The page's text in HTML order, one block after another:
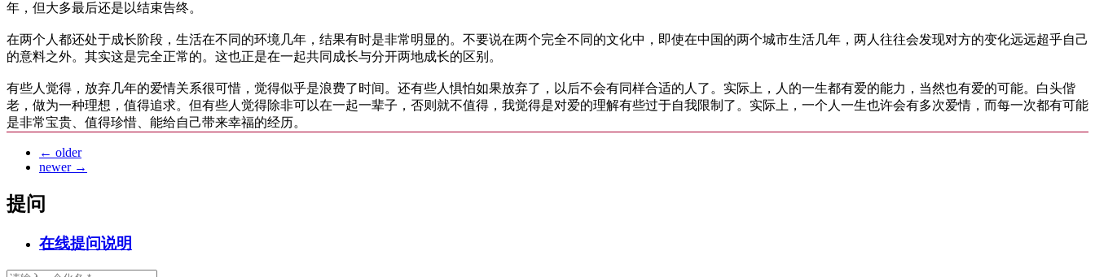
年，但大多最后还是以结束告终。
在两个人都还处于成长阶段，生活在不同的环境几年，结果有时是非常明显的。不要说在两个完全不同的文化中，即使在中国的两个城市生活几年，两人往往会发现对方的变化远远超乎自己
的意料之外。其实这是完全正常的。这也正是在一起共同成长与分开两地成长的区别。
有些人觉得，放弃几年的爱情关系很可惜，觉得似乎是浪费了时间。还有些人惧怕如果放弃了，以后不会有同样合适的人了。实际上，人的一生都有爱的能力，当然也有爱的可能。白头偕
老，做为一种理想，值得追求。但有些人觉得除非可以在一起一辈子，否则就不值得，我觉得是对爱的理解有些过于自我限制了。实际上，一个人一生也许会有多次爱情，而每一次都有可能
是非常宝贵、值得珍惜、能给自己带来幸福的经历。
← older
newer →
提问
在线提问说明